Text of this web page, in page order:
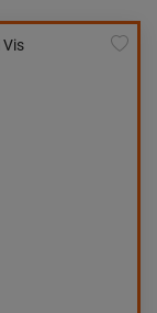
od najniższej
od najwyższej